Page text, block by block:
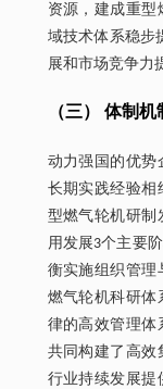
资源，建成重型
域技术体系稳步
展和市场竞争力
（三） 体制机
动力强国的优势
长期实践经验相
型燃气轮机研制
用发展3个主要
衡实施组织管理
燃气轮机科研体
律的高效管理体
共同构建了高效
行业持续发展提